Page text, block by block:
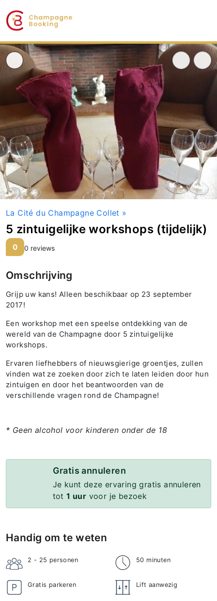
La Cité du Champagne Collet »
5 zintuigelijke workshops (tijdelijk)
0 0 reviews
Omschrijving
Grijp uw kans! Alleen beschikbaar op 23 september
2017!
Een workshop met een speelse ontdekking van de
wereld van de Champagne door 5 zintuigelijke
workshops.
Ervaren liefhebbers of nieuwsgierige groentjes, zullen
vinden wat ze zoeken door zich te laten leiden door hun
zintuigen en door het beantwoorden van de
verschillende vragen rond de Champagne!
* Geen alcohol voor kinderen onder de 18
Gratis annuleren
Je kunt deze ervaring gratis annuleren
tot1 uur voor je bezoek
Handig om te weten
2 - 25 personen 50 minuten
Gratis parkeren Lift aanwezig